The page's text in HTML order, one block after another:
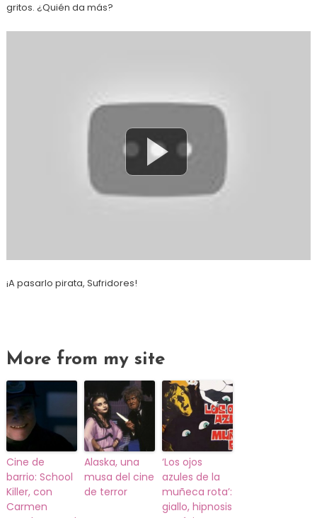
gritos. ¿Quién da más?
¡A pasarlo pirata, Sufridores!
More from my site
Cine de
barrio: School
Killer, con
Carmen
Alaska, una
musa del cine
de terror
‘Los ojos
azules de la
muñeca rota’:
giallo, hipnosis